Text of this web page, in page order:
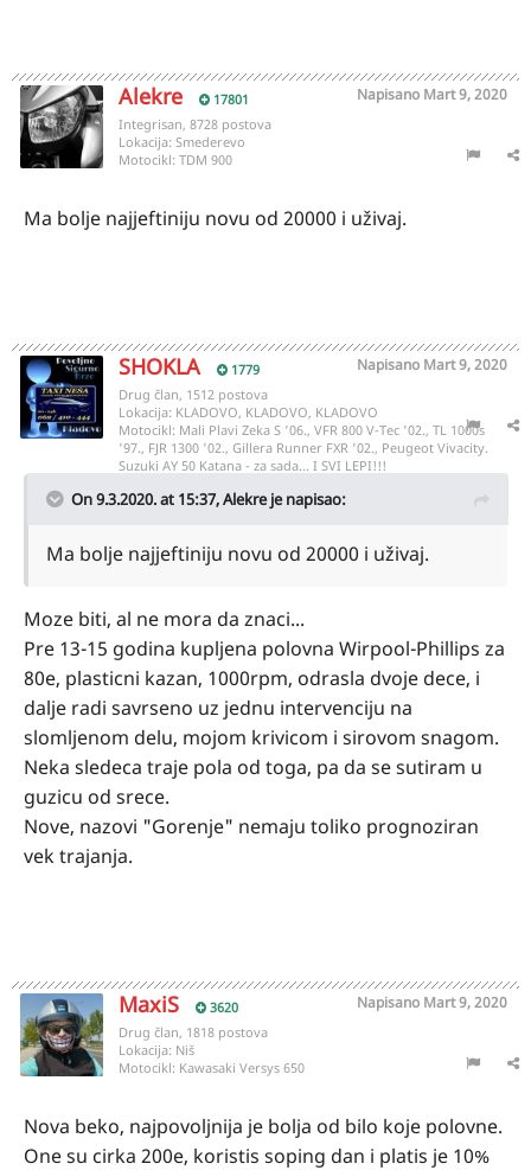
Alekre 17801 Napisano Mart 9, 2020
Integrisan, 8728 postova
Lokacija: Smederevo
Motocikl: TDM 900
Ma bolje najjeftiniju novu od 20000 i uživaj.
SHOKLA 1779 Napisano Mart 9, 2020
Drug član, 1512 postova
Lokacija: KLADOVO, KLADOVO, KLADOVO
Motocikl: Mali Plavi Zeka S '06., VFR 800 V-Tec '02., TL 1000s
'97., FJR 1300 '02., Gillera Runner FXR '02., Peugeot Vivacity.
Suzuki AY 50 Katana - za sada... I SVI LEPI!!!
On 9.3.2020. at 15:37,Alekreje napisao:
Ma bolje najjeftiniju novu od 20000 i uživaj.
Moze biti, al ne mora da znaci...
Pre 13-15 godina kupljena polovna Wirpool-Phillips za
80e, plasticni kazan, 1000rpm, odrasla dvoje dece, i
dalje radi savrseno uz jednu intervenciju na
slomljenom delu, mojom krivicom i sirovom snagom.
Neka sledeca traje pola od toga, pa da se sutiram u
guzicu od srece.
Nove, nazovi "Gorenje" nemaju toliko prognoziran
vek trajanja.
MaxiS 3620 Napisano Mart 9, 2020
Drug član, 1818 postova
Lokacija: Niš
Motocikl: Kawasaki Versys 650
Nova beko, najpovoljnija je bolja od bilo koje polovne.
One su cirka 200e, koristis soping dan i platis je 10%